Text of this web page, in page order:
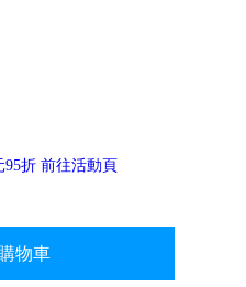
95折 前往活動頁
物車